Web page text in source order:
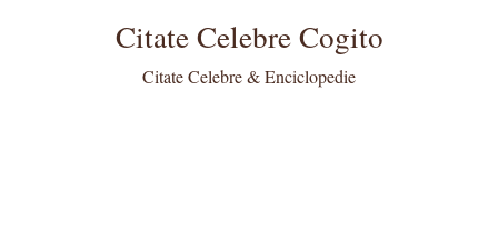
Citate Celebre Cogito
Citate Celebre & Enciclopedie